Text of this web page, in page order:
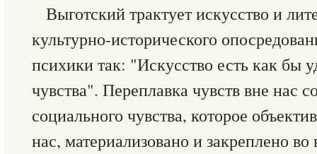
Выготский трактует искусство и
культурно-исторического
психики так: "Искусство есть как бы
чувства". Переплавка чувств вне нас
социального чувства, которое
нас, материализовано и закреплено